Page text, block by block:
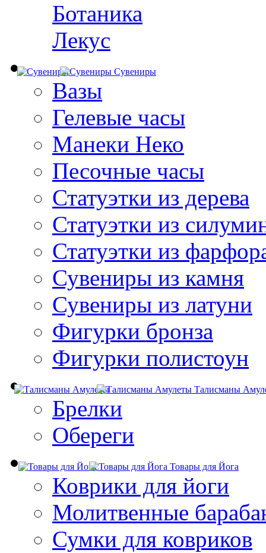
Ботаника
Лекус
Сувениры
Вазы
Гелевые часы
Манеки Неко
Песочные часы
Статуэтки из дерева
Статуэтки из
Статуэтки из
Сувениры из камня
Сувениры из латуни
Фигурки бронза
Фигурки полистоун
Талисманы
Брелки
Обереги
Товары для Йога
Коврики для йоги
Молитвенные
Сумки для ковриков